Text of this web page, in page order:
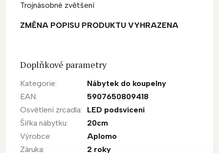
Trojnásobné zvětšení
ZMĚNA POPISU PRODUKTU VYHRAZENA
Doplňkové parametry
Kategorie:
Nábytek do koupelny
EAN:
5907650809418
Osvětlení zrcadla:
LED podsvícení
Šířka nábytku:
20cm
Výrobce:
Aplomo
Záruka: 2 roky